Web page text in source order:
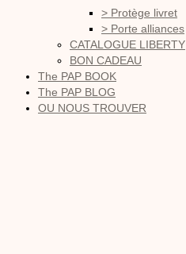
> Protège livret
> Porte alliances
CATALOGUE LIBERTY
BON CADEAU
The PAP BOOK
The PAP BLOG
OU NOUS TROUVER